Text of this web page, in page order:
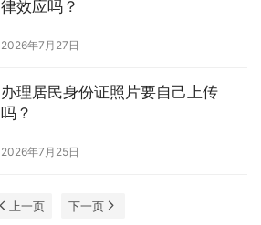
律效应吗？
2026年7月27日
办理居民身份证照片要自己上传
吗？
2026年7月25日
上一页 下一页